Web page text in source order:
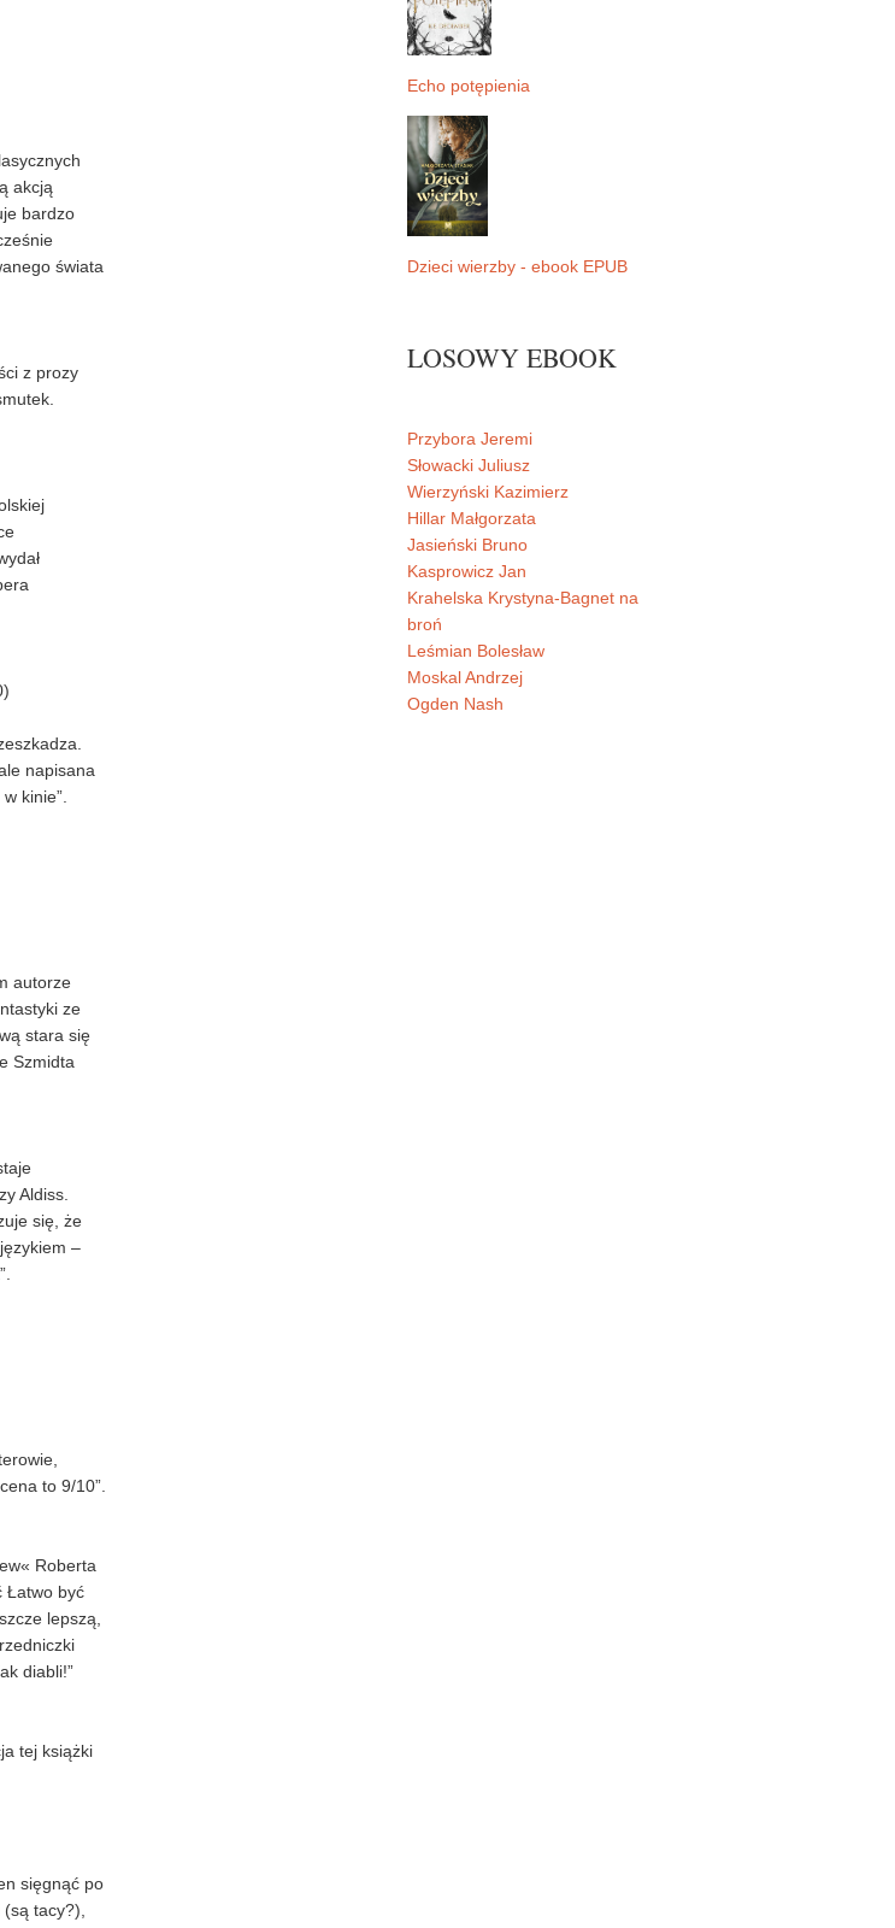
Echo potępienia
Dzieci wierzby - ebook EPUB
LOSOWY EBOOK
Przybora Jeremi
Słowacki Juliusz
Wierzyński Kazimierz
Hillar Małgorzata
Jasieński Bruno
Kasprowicz Jan
Krahelska Krystyna-Bagnet na
broń
Leśmian Bolesław
Moskal Andrzej
Ogden Nash